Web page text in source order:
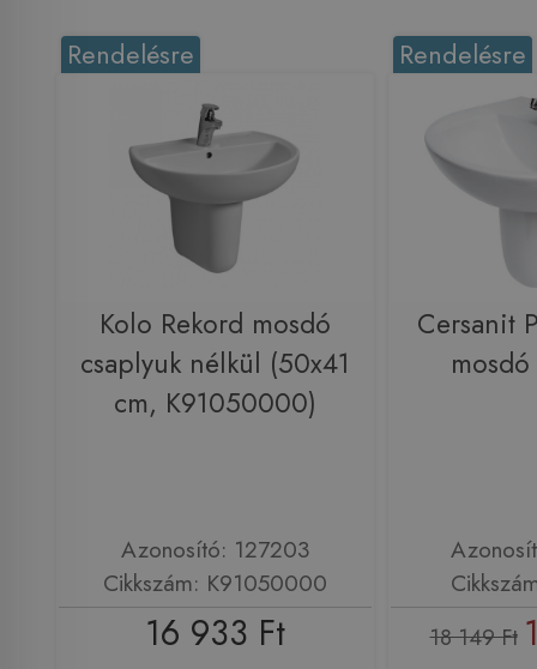
Rendelésre
Kolo Rekord mosdó
csaplyuk nélkül (50x41
cm, K91050000)
Azonosító: 127203
Cikkszám: K91050000
16 933 Ft
Rendelésre
Cersanit
18 149 Ft